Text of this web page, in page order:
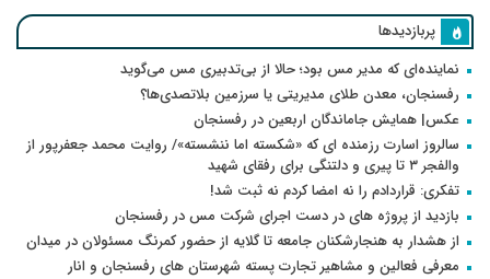
پربازدیدها
نماینده‌ای که مدیر مس بود؛ حالا از بی‌تدبیری مس می‌گوید
رفسنجان، معدن طلای مدیریتی یا سرزمین بلاتصدی‌ها؟
عکس| همایش جاماندگان اربعین در رفسنجان
سالروز اسارت رزمنده ای که «شکسته اما ننشسته»/ روایت محمد جعفرپور از
والفجر ۳ تا پیری و دلتنگی برای رفقای شهید
تفکری: قراردادم را نه امضا کردم نه ثبت شد!
بازدید از پروژه های در دست اجرای شرکت مس در رفسنجان
از هشدار به هنجارشکنان جامعه تا گلایه از حضور کمرنگ مسئولان در میدان
معرفی فعالین و مشاهیر تجارت پسته شهرستان های رفسنجان و انار